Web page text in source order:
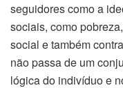
seguidores como a
sociais, como
social e também
não passa de um
lógica do indivíduo e